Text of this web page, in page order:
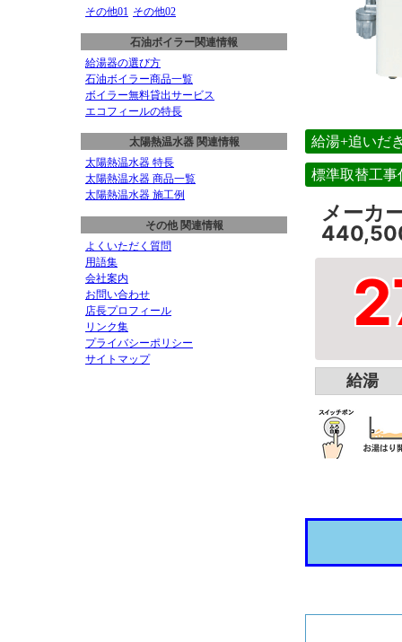
その他01 その他02
石油ボイラー関連情報
給湯器の選び方
石油ボイラー商品一覧
ボイラー無料貸出サービス
エコフィールの特長
太陽熱温水器 関連情報
太陽熱温水器 特長
太陽熱温水器 商品一覧
太陽熱温水器 施工例
その他 関連情報
よくいただく質問
用語集
会社案内
お問い合わせ
店長プロフィール
リンク集
プライバシーポリシー
サイトマップ
給湯+追いだ
標準取替工事
メーカ
給湯